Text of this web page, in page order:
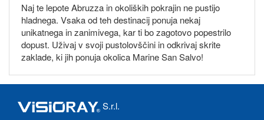
Naj te lepote Abruzza in okoliških pokrajin ne pustijo
hladnega. Vsaka od teh destinacij ponuja nekaj
unikatnega in zanimivega, kar ti bo zagotovo popestrilo
dopust. Uživaj v svoji pustolovščini in odkrivaj skrite
zaklade, ki jih ponuja okolica Marine San Salvo!
S.r.l.